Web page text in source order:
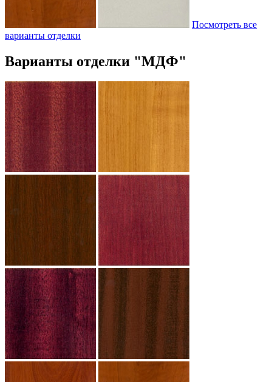
Посмотреть все
варианты отделки
Варианты отделки "МДФ"